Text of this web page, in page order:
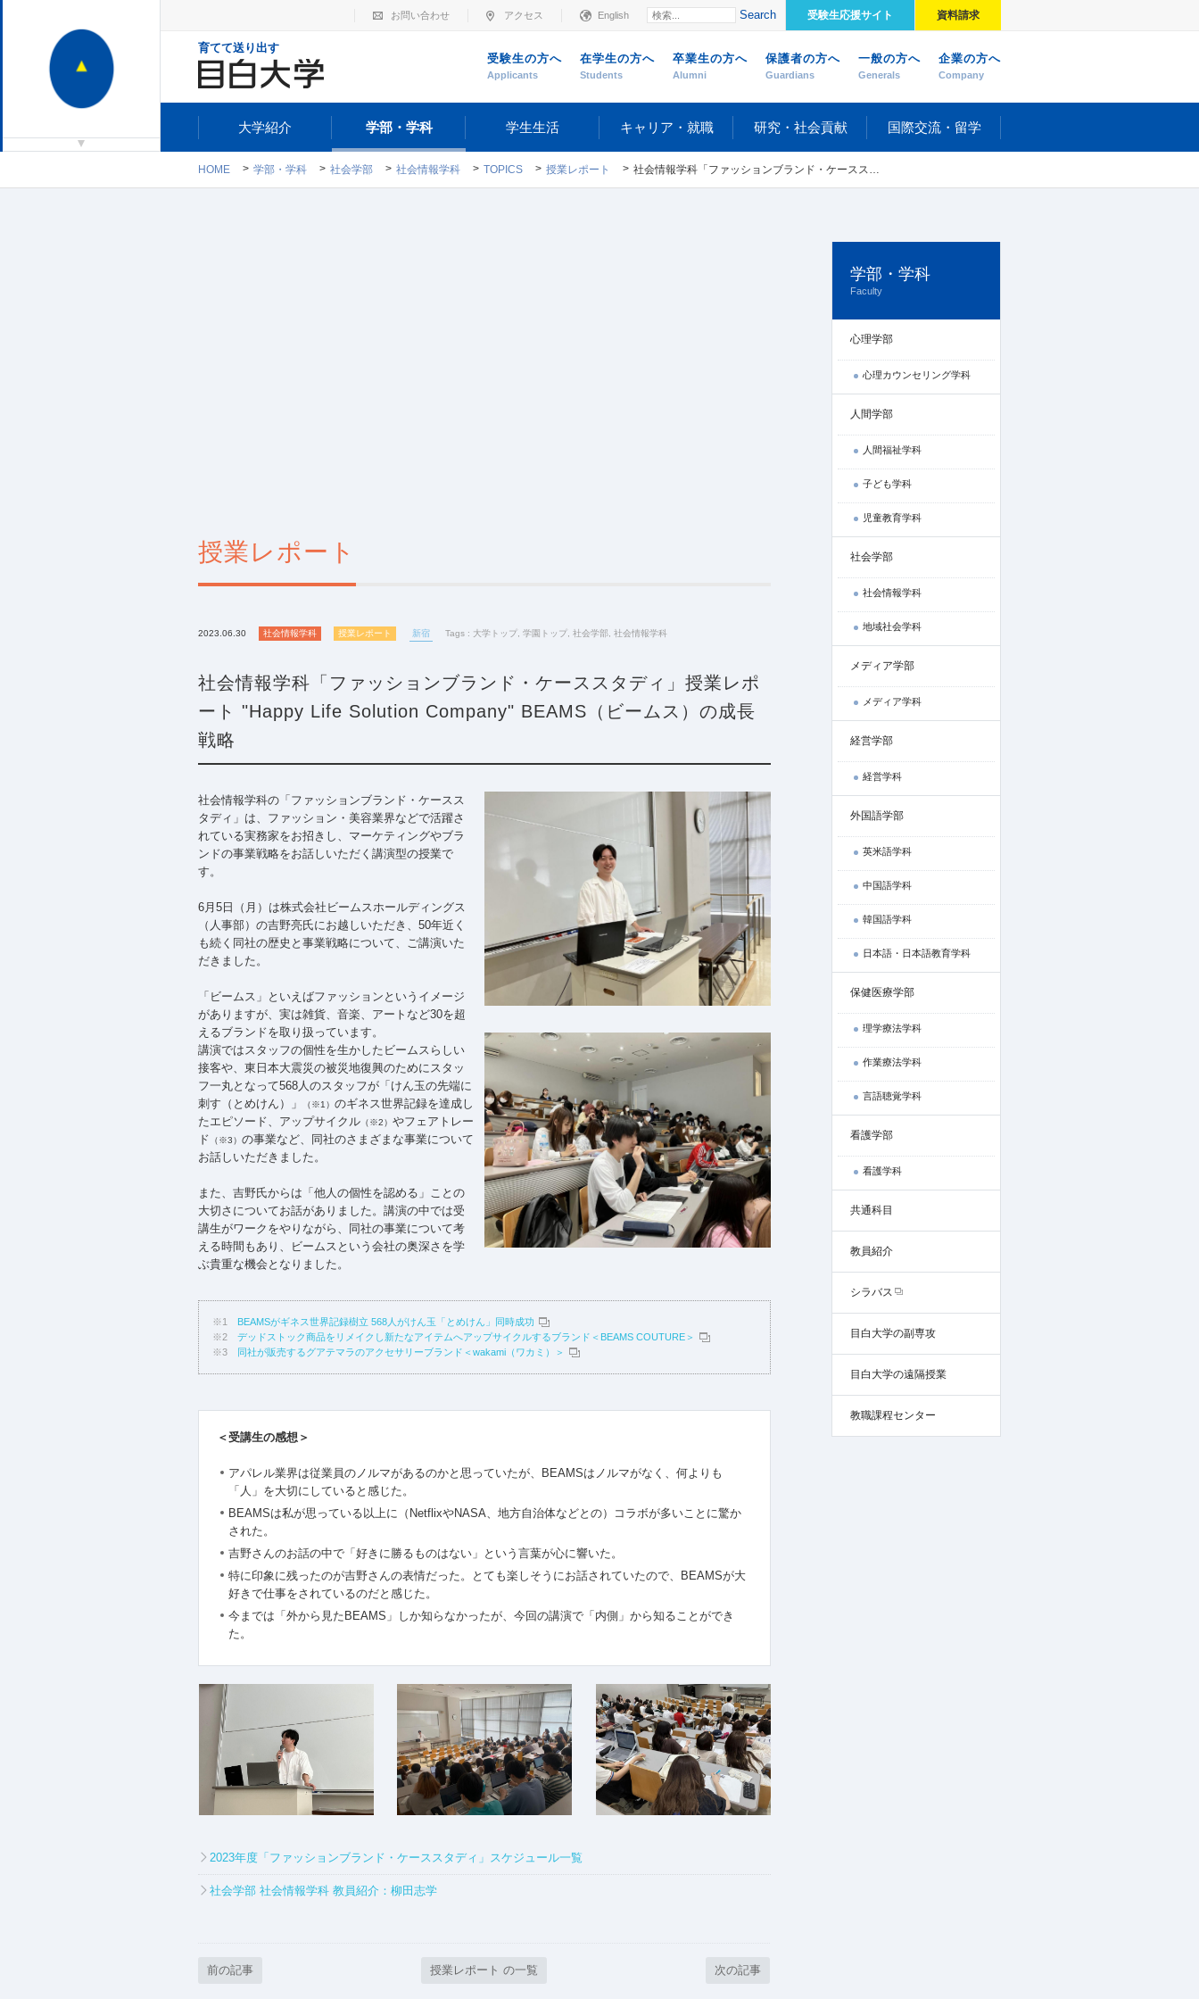
育てて送り出す
お問い合わせ アクセス English Search 受験生応援サイト 資料請求
受験生の方へ
Applicants
在学生の方へ
Students
卒業生の方へ
Alumni
保護者の方へ
Guardians
一般の方へ
Generals
企業の方へ
Company
大学紹介 学部・学科 学生生活 キャリア・就職 研究・社会貢献 国際交流・留学
HOME 学部・学科 社会学部 社会情報学科 TOPICS 授業レポート 社会情報学科「ファッションブランド・ケーススタディ」授業レポート "Happy Life Solution Company" BEAMS（ビームス）の成長戦略
授業レポート
2023.06.30 社会情報学科 授業レポート 新宿 Tags : 大学トップ 学園トップ 社会学部 社会情報学科
社会情報学科「ファッションブランド・ケーススタディ」授業レポ
ート "Happy Life Solution Company" BEAMS（ビームス）の成長
戦略
社会情報学科の「ファッションブランド・ケースス
タディ」は、ファッション・美容業界などで活躍さ
れている実務家をお招きし、マーケティングやブラ
ンドの事業戦略をお話しいただく講演型の授業で
す。
6月5日（月）は株式会社ビームスホールディングス
（人事部）の吉野亮氏にお越しいただき、50年近く
も続く同社の歴史と事業戦略について、ご講演いた
だきました。
「ビームス」といえばファッションというイメージ
がありますが、実は雑貨、音楽、アートなど30を超
えるブランドを取り扱っています。
講演ではスタッフの個性を生かしたビームスらしい
接客や、東日本大震災の被災地復興のためにスタッ
フ一丸となって568人のスタッフが「けん玉の先端に
刺す（とめけん）」
（※1） のギネス世界記録を達成し
たエピソード、アップサイクル （※2） やフェアトレー
ド （※3） の事業など、同社のさまざまな事業について
お話しいただきました。
また、吉野氏からは「他人の個性を認める」ことの
大切さについてお話がありました。講演の中では受
講生がワークをやりながら、同社の事業について考
える時間もあり、ビームスという会社の奥深さを学
ぶ貴重な機会となりました。
※1 BEAMSがギネス世界記録樹立 568人がけん玉「とめけん」同時成功
※2 デッドストック商品をリメイクし新たなアイテムへアップサイクルするブランド＜BEAMS COUTURE＞
※3 同社が販売するグアテマラのアクセサリーブランド＜wakami（ワカミ）＞
＜受講生の感想＞
アパレル業界は従業員のノルマがあるのかと思っていたが、BEAMSはノルマがなく、何よりも
「人」を大切にしていると感じた。
BEAMSは私が思っている以上に（NetflixやNASA、地方自治体などとの）コラボが多いことに驚か
された。
吉野さんのお話の中で「好きに勝るものはない」という言葉が心に響いた。
特に印象に残ったのが吉野さんの表情だった。とても楽しそうにお話されていたので、BEAMSが大
好きで仕事をされているのだと感じた。
今までは「外から見たBEAMS」しか知らなかったが、今回の講演で「内側」から知ることができ
た。
2023年度「ファッションブランド・ケーススタディ」スケジュール一覧
社会学部 社会情報学科 教員紹介：柳田志学
前の記事 授業レポート の一覧 次の記事
学部・学科
Faculty
心理学部
心理カウンセリング学科
人間学部
人間福祉学科
子ども学科
児童教育学科
社会学部
社会情報学科
地域社会学科
メディア学部
メディア学科
経営学部
経営学科
外国語学部
英米語学科
中国語学科
韓国語学科
日本語・日本語教育学科
保健医療学部
理学療法学科
作業療法学科
言語聴覚学科
看護学部
看護学科
共通科目
教員紹介
シラバス
目白大学の副専攻
目白大学の遠隔授業
教職課程センター